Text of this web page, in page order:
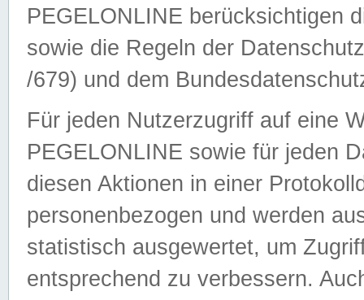
PEGELONLINE berücksichtigen
sowie die Regeln der
/679) und dem
Für jeden Nutzerzugriff auf eine
PEGELONLINE sowie für jeden
diesen Aktionen in einer
personenbezogen und werden
statistisch ausgewertet, um
entsprechend zu verbessern.